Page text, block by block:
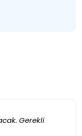
Gerekli